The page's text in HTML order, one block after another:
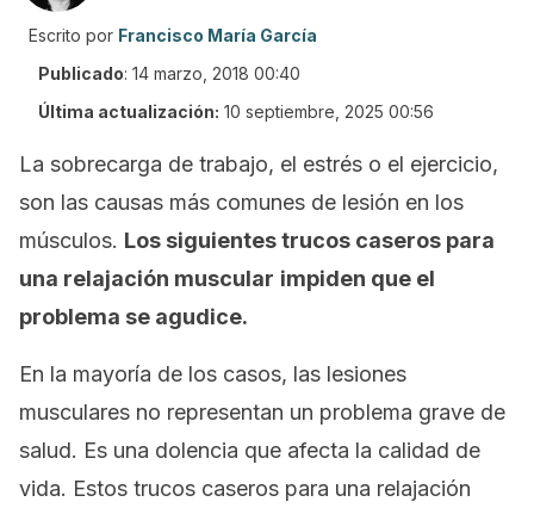
Escrito por Francisco María García
Publicado: 14 marzo, 2018 00:40
Última actualización: 10 septiembre, 2025 00:56
La sobrecarga de trabajo, el estrés o el ejercicio,
son las causas más comunes de lesión en los
músculos. Los siguientes trucos caseros para
una relajación muscular impiden que el
problema se agudice.
En la mayoría de los casos, las lesiones
musculares no representan un problema grave de
salud. Es una dolencia que afecta la calidad de
vida. Estos trucos caseros para una relajación